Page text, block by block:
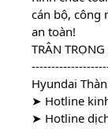
cán bộ, công
an toàn!
TRÂN
Hyundai
➤ Hotline
➤ Hotline